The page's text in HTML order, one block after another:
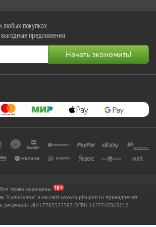
любых покупках
предложения
права защищены.
"КупиКупон" и на сайт www.kupikupon.ru принадлежат
решений» ИНН 7705523387, ОГРН 1127747063212